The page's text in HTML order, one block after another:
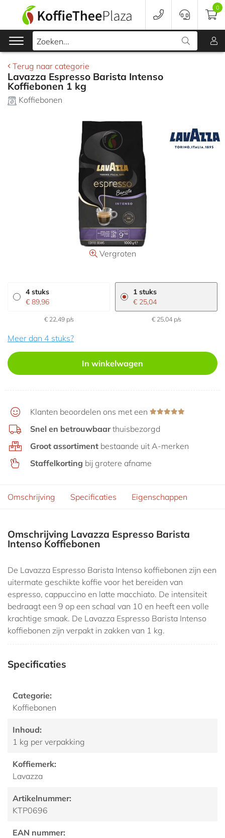
Zoeken...
0
Voordeelverpakking
Onderhoud
Accessoires
Merken
Aanbiedingen
Terug naar categorie
Lavazza Espresso Barista Intenso
Koffiebonen 1 kg
Koffiebonen
Vergroten
4 stuks
€ 89,96
€ 22,49 p/s
1 stuks
€ 25,04
€ 25,04 p/s
Meer dan 4 stuks?
In winkelwagen
Klanten beoordelen ons met een
Snel en betrouwbaarthuisbezorgd
Groot assortiment bestaande uit A-merken
Staffelkorting bij grotere afname
Omschrijving Specificaties Eigenschappen
Omschrijving Lavazza Espresso Barista
Intenso Koffiebonen
De Lavazza Espresso Barista Intenso koffiebonen zijn een
uitermate geschikte koffie voor het bereiden van
espresso, cappuccino en latte macchiato. De intensiteit
bedraagt een 9 op een schaal van 10 en heeft een volle
krachtige smaak. De Lavazza Espresso Barista Intenso
koffiebonen zijn verpakt in zakken van 1 kg.
Specificaties
Categorie:
Koffiebonen
Inhoud:
1 kg per verpakking
Koffiemerk:
Lavazza
Artikelnummer:
KTP0696
EAN nummer:
In winkelwagen